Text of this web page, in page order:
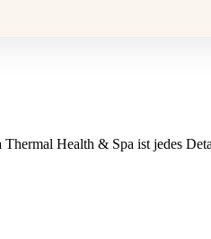
Health & Spa ist jedes